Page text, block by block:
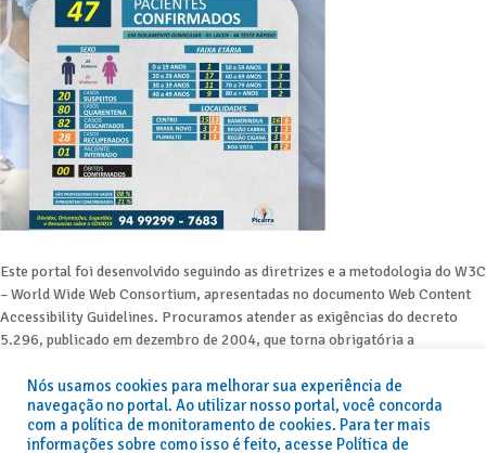
Nós usamos cookies para melhorar sua experiência de
navegação no portal. Ao utilizar nosso portal, você concorda
com a política de monitoramento de cookies. Para ter mais
informações sobre como isso é feito, acesse Política de
Este portal foi desenvolvido seguindo as diretrizes e a metodologia do W3C
– World Wide Web Consortium, apresentadas no documento Web Content
Accessibility Guidelines. Procuramos atender as exigências do decreto
5.296, publicado em dezembro de 2004, que torna obrigatória a
rede mundial de computadores para o uso das pessoas com necessidades
especiais, garantindo-lhes o pleno acesso aos conteúdos disponíveis.